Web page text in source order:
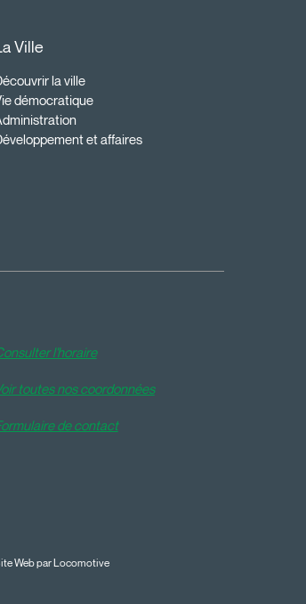
Ville
la ville
démocratique
et affaires
l'horaire
toutes nos coordonnées
de contact
Web par Locomotive